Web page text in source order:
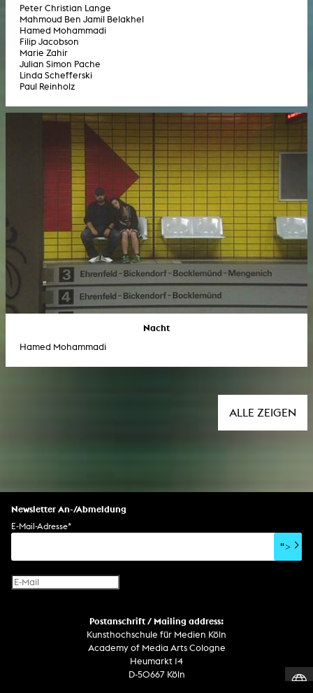
Peter Christian Lange
Mahmoud Ben Jamil Belakhel
Hamed Mohammadi
Filip Jacobson
Marie Zahir
Julian Simon Pache
Linda Schefferski
Paul Reinholz
Nacht
Hamed Mohammadi
ALLE ZEIGEN
Newsletter An-/Abmeldung
E-Mail-Adresse*
">
Postanschrift / Mailing address:
Kunsthochschule für Medien Köln
Academy of Media Arts Cologne
Heumarkt 14
D-50667 Köln